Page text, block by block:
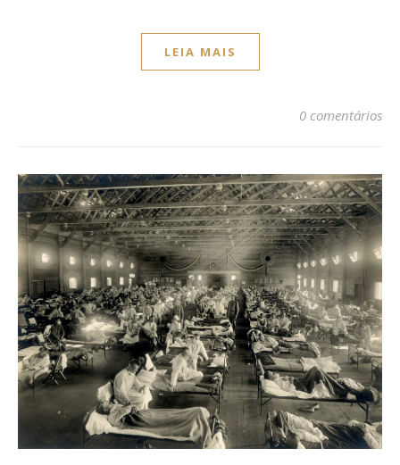
LEIA MAIS
0 comentários